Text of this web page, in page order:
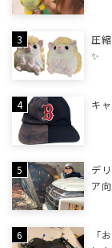
圧
✨
キ
デ
ア向
「